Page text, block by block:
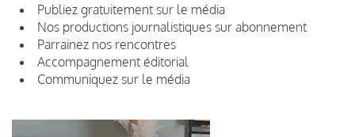
Publiez gratuitement sur le média
Nos productions journalistiques sur abonnement
Parrainez nos rencontres
Accompagnement éditorial
Communiquez sur le média